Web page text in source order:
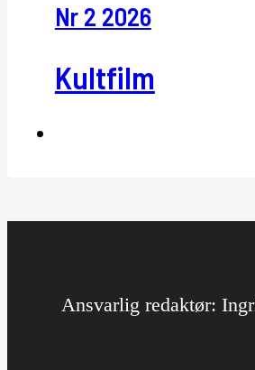
Nr 2 2026
Kultfilm
Ansvarlig redaktør: